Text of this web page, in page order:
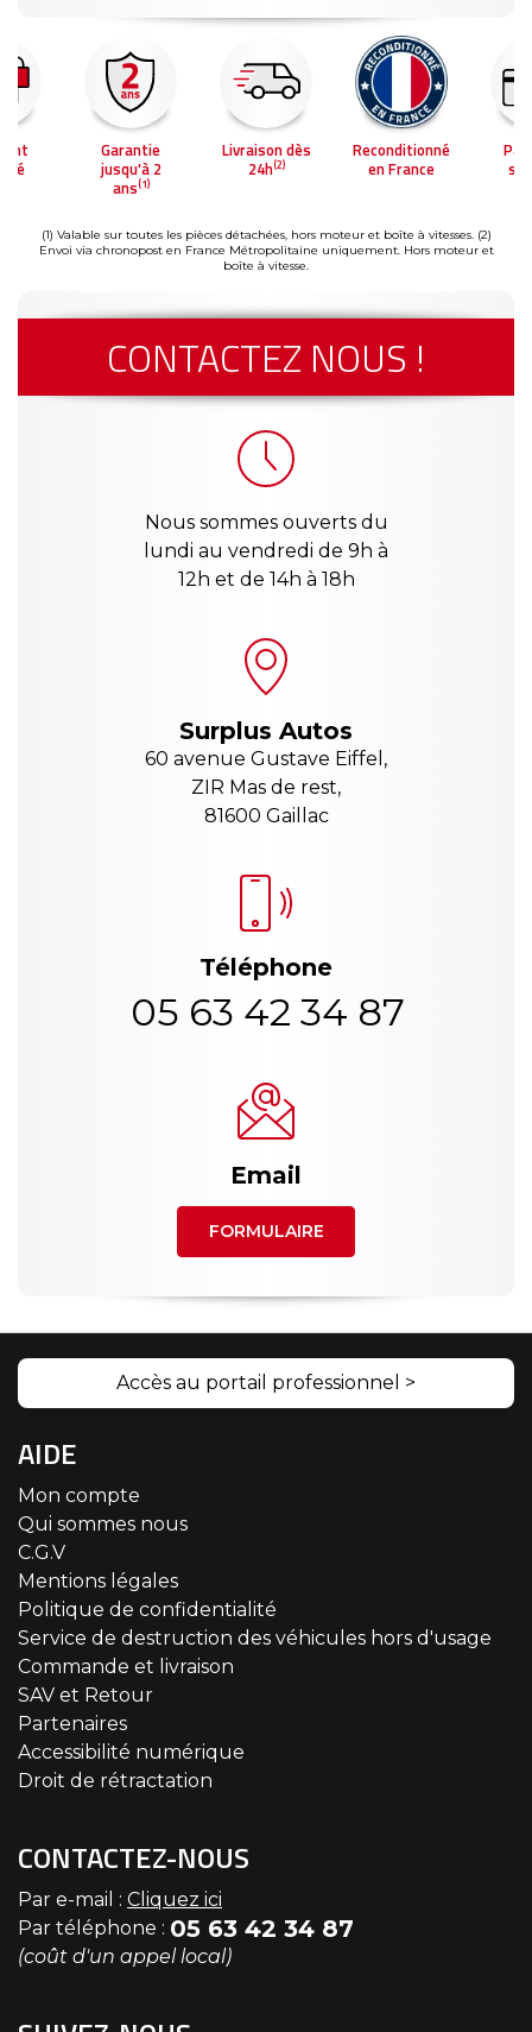
Garantie
jusqu'à 2
ans(1)
Livraison dès
24h(2)
Reconditionné
en France
(1) Valable sur toutes les pièces détachées, hors moteur et boîte à vitesses. (2)
Envoi via chronopost en France Métropolitaine uniquement. Hors moteur et
boîte à vitesse.
CONTACTEZ NOUS !
Nous sommes ouverts du
lundi au vendredi de 9h à
12h et de 14h à 18h
Surplus Autos
60 avenue Gustave Eiffel,
ZIR Mas de rest,
81600 Gaillac
Téléphone
05 63 42 34 87
Email
FORMULAIRE
Accès au portail professionnel >
AIDE
Mon compte
Qui sommes nous
C.G.V
Mentions légales
Politique de confidentialité
Service de destruction des véhicules hors d'usage
Commande et livraison
SAV et Retour
Partenaires
Accessibilité numérique
Droit de rétractation
CONTACTEZ-NOUS
Par e-mail : Cliquez ici
Par téléphone : 05 63 42 34 87
(coût d'un appel local)